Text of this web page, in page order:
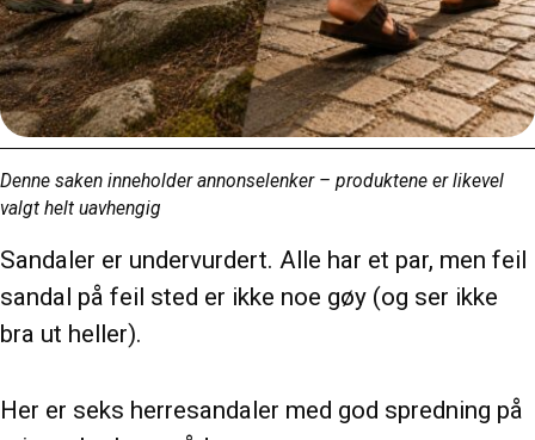
Denne saken inneholder annonselenker – produktene er likevel
valgt helt uavhengig
Sandaler er undervurdert. Alle har et par, men feil
sandal på feil sted er ikke noe gøy (og ser ikke
bra ut heller).
Her er seks herresandaler med god spredning på